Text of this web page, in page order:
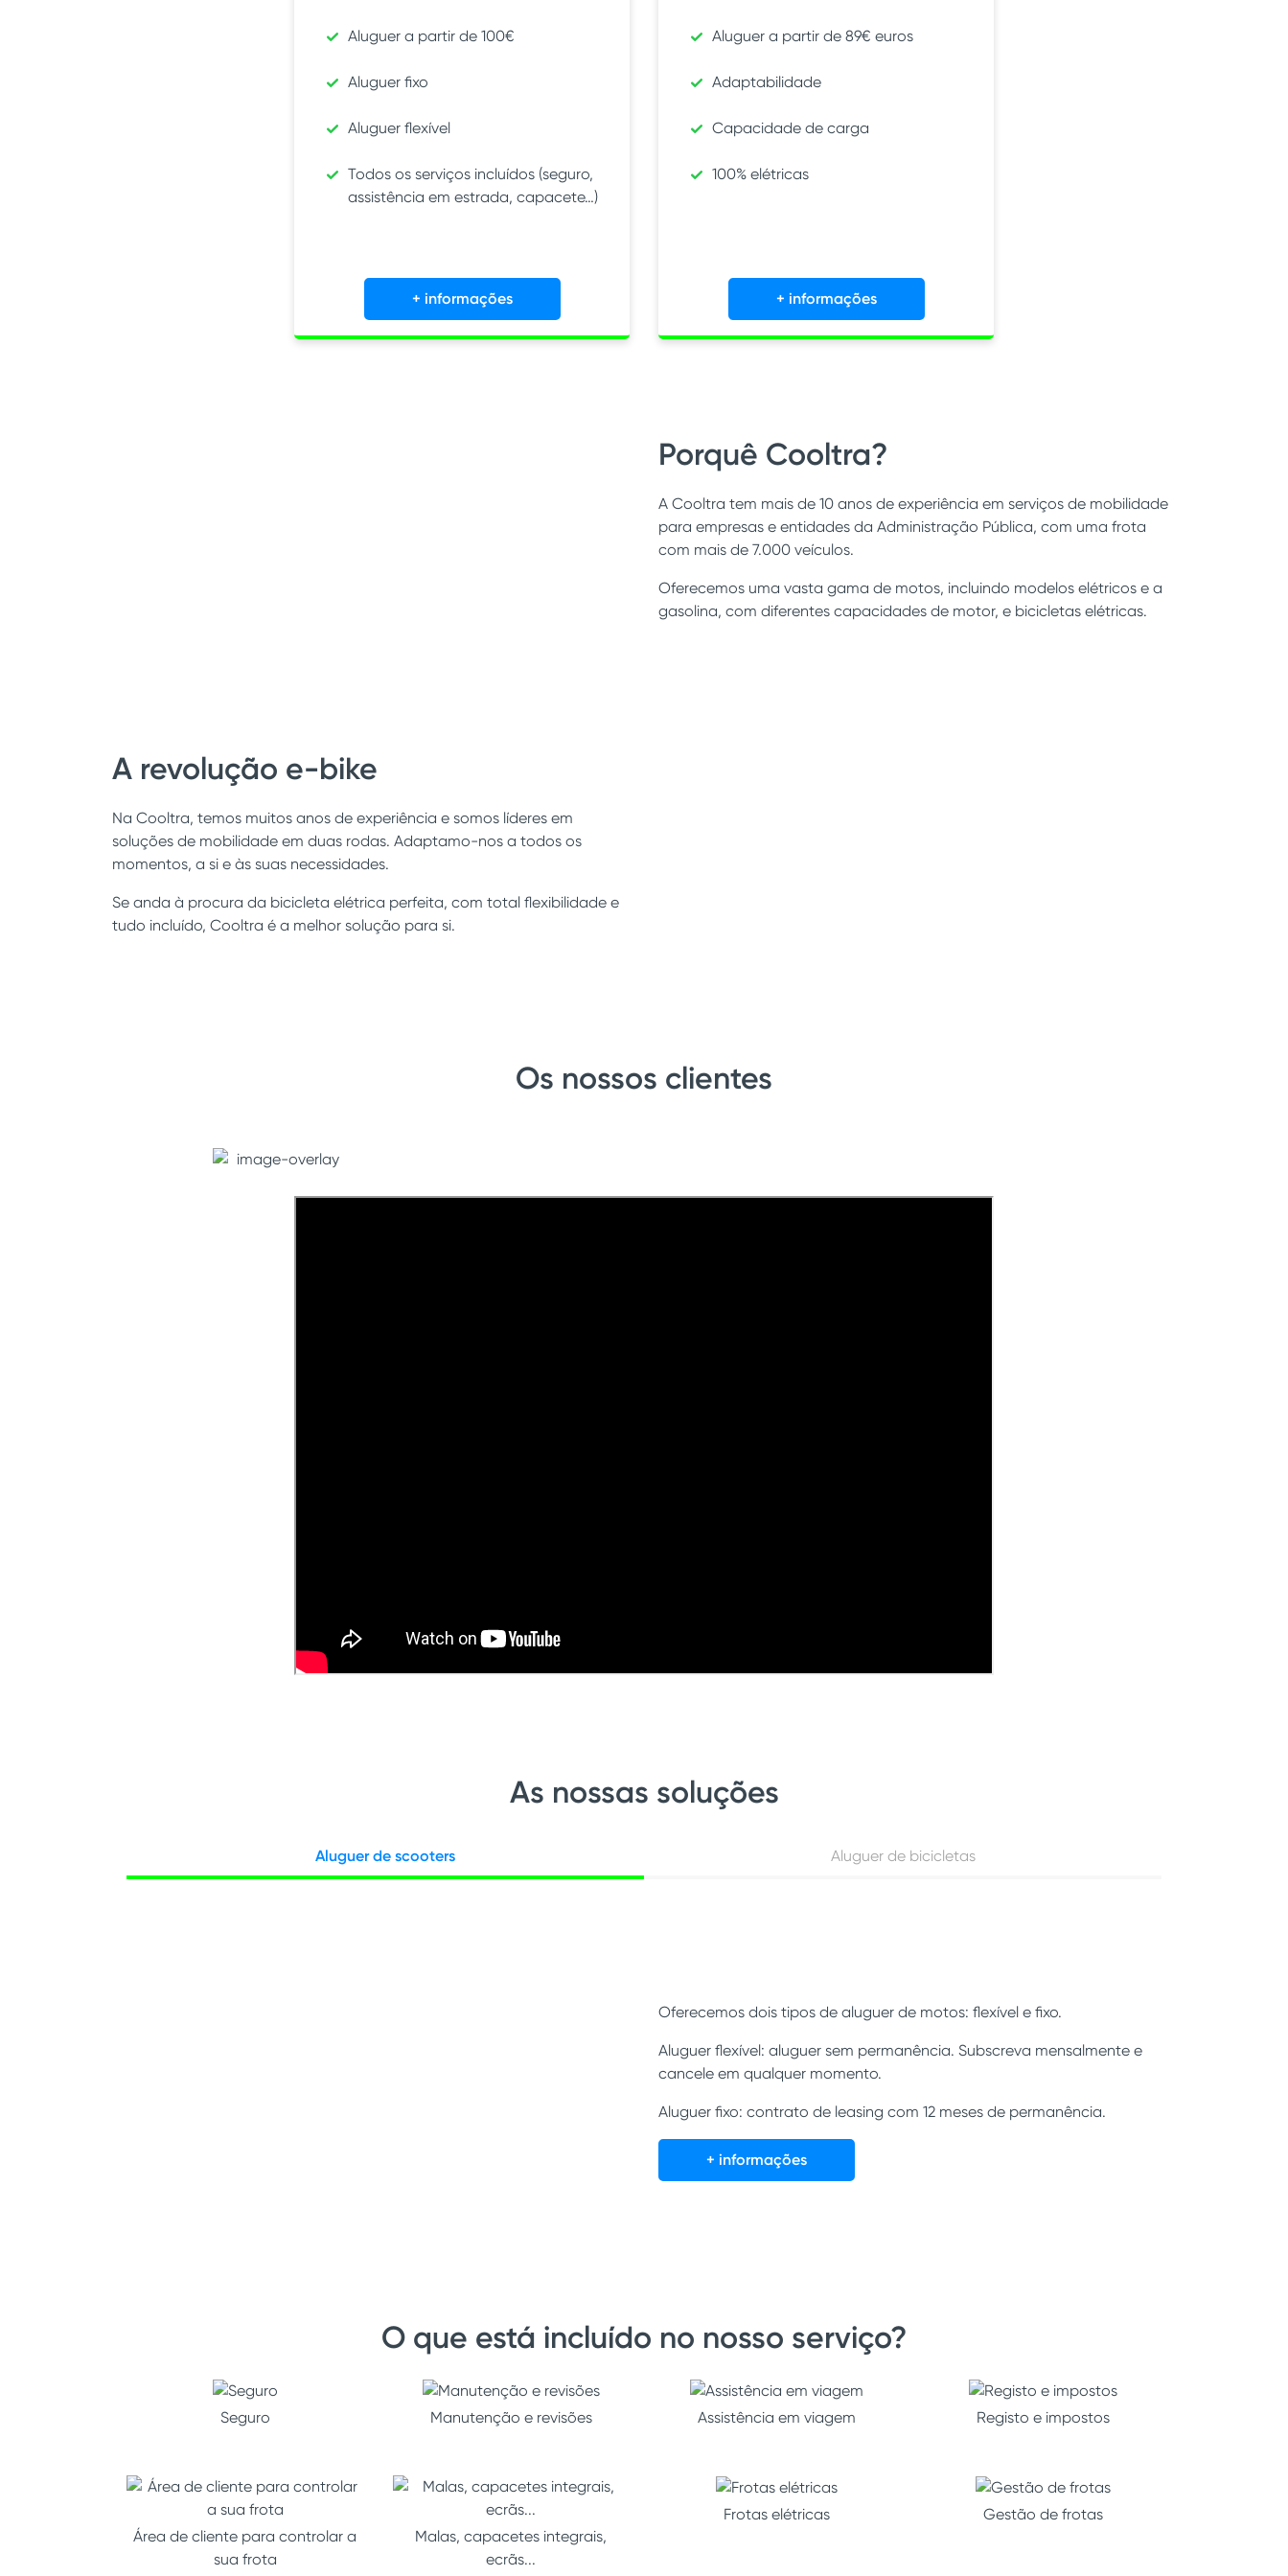
Aluguer a partir de 100€
Aluguer fixo
Aluguer flexível
Todos os serviços incluídos (seguro,
assistência em estrada, capacete…)
+ informações
Aluguer a partir de 89€ euros
Adaptabilidade
Capacidade de carga
100% elétricas
+ informações
Porquê Cooltra?
A Cooltra tem mais de 10 anos de experiência em serviços de mobilidade
para empresas e entidades da Administração Pública, com uma frota
com mais de 7.000 veículos.
Oferecemos uma vasta gama de motos, incluindo modelos elétricos e a
gasolina, com diferentes capacidades de motor, e bicicletas elétricas.
A revolução e-bike
Na Cooltra, temos muitos anos de experiência e somos líderes em
soluções de mobilidade em duas rodas. Adaptamo-nos a todos os
momentos, a si e às suas necessidades.
Se anda à procura da bicicleta elétrica perfeita, com total flexibilidade e
tudo incluído, Cooltra é a melhor solução para si.
Os nossos clientes
As nossas soluções
Aluguer de scooters Aluguer de bicicletas
Oferecemos dois tipos de aluguer de motos: flexível e fixo.
Aluguer flexível: aluguer sem permanência. Subscreva mensalmente e
cancele em qualquer momento.
Aluguer fixo: contrato de leasing com 12 meses de permanência.
+ informações
O que está incluído no nosso serviço?
Seguro Manutenção e revisões Assistência em viagem Registo e impostos
Área de cliente para controlar a
sua frota
Malas, capacetes integrais,
ecrãs...
Frotas elétricas Gestão de frotas